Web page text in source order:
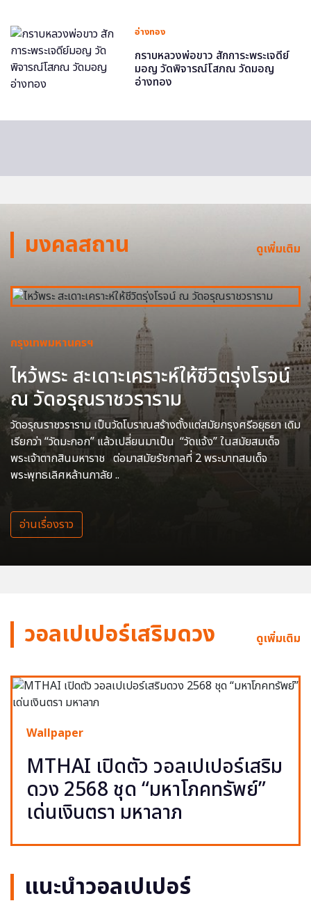
อ่างทอง
กราบหลวงพ่อขาว สักการะพระเจดีย์
มอญ วัดพิจารณ์โสภณ วัดมอญ
อ่างทอง
มงคลสถาน ดูเพิ่มเติม
กรุงเทพมหานครฯ
ไหว้พระ สะเดาะเคราะห์ให้ชีวิตรุ่งโรจน์
ณ วัดอรุณราชวราราม
วัดอรุณราชวราราม เป็นวัดโบราณสร้างตั้งแต่สมัยกรุงศรีอยุธยา เดิม
เรียกว่า “วัดมะกอก” แล้วเปลี่ยนมาเป็น “วัดแจ้ง” ในสมัยสมเด็จ
พระเจ้าตากสินมหาราช ต่อมาสมัยรัชกาลที่ 2 พระบาทสมเด็จ
พระพุทธเลิศหล้านภาลัย ..
อ่านเรื่องราว
วอลเปเปอร์เสริมดวง ดูเพิ่มเติม
Wallpaper
MTHAI เปิดตัว วอลเปเปอร์เสริม
ดวง 2568 ชุด “มหาโภคทรัพย์”
เด่นเงินตรา มหาลาภ
แนะนำวอลเปเปอร์